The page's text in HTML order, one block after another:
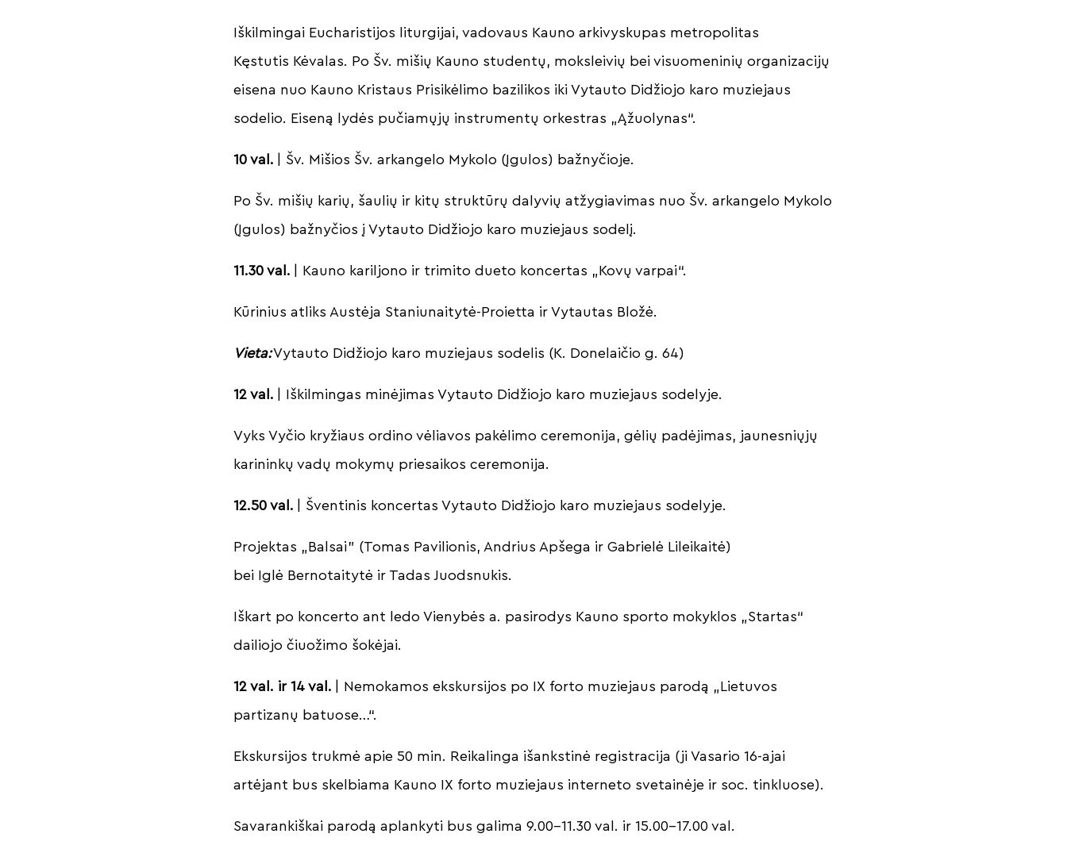
Iškilmingai Eucharistijos liturgijai, vadovaus Kauno arkivyskupas metropolitas
Kęstutis Kėvalas. Po Šv. mišių Kauno studentų, moksleivių bei visuomeninių organizacijų
eisena nuo Kauno Kristaus Prisikėlimo bazilikos iki Vytauto Didžiojo karo muziejaus
sodelio. Eiseną lydės pučiamųjų instrumentų orkestras „Ąžuolynas“.
10 val. | Šv. Mišios Šv. arkangelo Mykolo (Įgulos) bažnyčioje.
Po Šv. mišių karių, šaulių ir kitų struktūrų dalyvių atžygiavimas nuo Šv. arkangelo Mykolo
(Įgulos) bažnyčios į Vytauto Didžiojo karo muziejaus sodelį.
11.30 val. | Kauno kariljono ir trimito dueto koncertas „Kovų varpai“.
Kūrinius atliks Austėja Staniunaitytė-Proietta ir Vytautas Bložė.
Vieta:Vytauto Didžiojo karo muziejaus sodelis (K. Donelaičio g. 64)
12 val. | Iškilmingas minėjimas Vytauto Didžiojo karo muziejaus sodelyje.
Vyks Vyčio kryžiaus ordino vėliavos pakėlimo ceremonija, gėlių padėjimas, jaunesniųjų
karininkų vadų mokymų priesaikos ceremonija.
12.50 val. | Šventinis koncertas Vytauto Didžiojo karo muziejaus sodelyje.
Projektas „Balsai” (Tomas Pavilionis, Andrius Apšega ir Gabrielė Lileikaitė)
bei Iglė Bernotaitytė ir Tadas Juodsnukis.
Iškart po koncerto ant ledo Vienybės a. pasirodys Kauno sporto mokyklos „Startas“
dailiojo čiuožimo šokėjai.
12 val. ir 14 val. | Nemokamos ekskursijos po IX forto muziejaus parodą „Lietuvos
partizanų batuose…“.
Ekskursijos trukmė apie 50 min. Reikalinga išankstinė registracija (ji Vasario 16-ajai
artėjant bus skelbiama Kauno IX forto muziejaus interneto svetainėje ir soc. tinkluose).
Savarankiškai parodą aplankyti bus galima 9.00–11.30 val. ir 15.00–17.00 val.